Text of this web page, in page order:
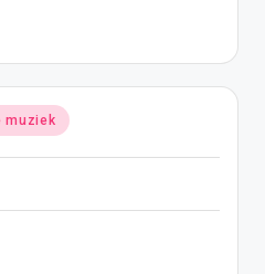
muziek